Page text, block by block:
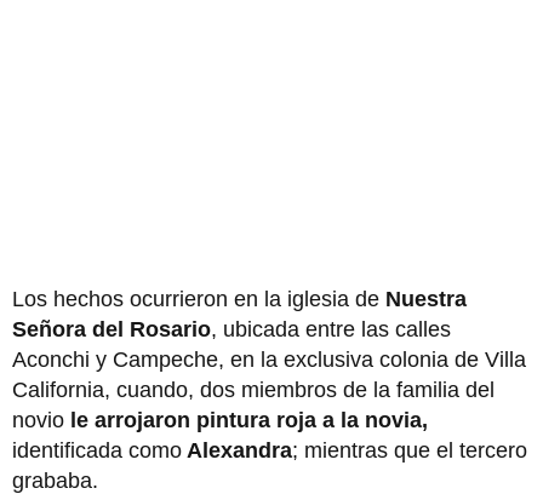
Los hechos ocurrieron en la iglesia de Nuestra
Señora del Rosario, ubicada entre las calles
Aconchi y Campeche, en la exclusiva colonia de Villa
California, cuando, dos miembros de la familia del
novio le arrojaron pintura roja a la novia,
identificada como Alexandra; mientras que el tercero
grababa.